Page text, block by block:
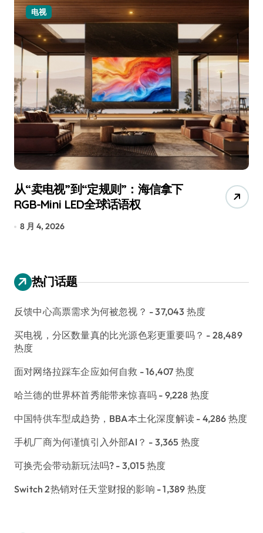
电视
从“卖电视”到“定规则”：海信拿下
RGB-Mini LED全球话语权
8 月 4, 2026
热门话题
反馈中心高票需求为何被忽视？ - 37,043 热度
买电视，分区数量真的比光源色彩更重要吗？ - 28,489
热度
面对网络拉踩车企应如何自救 - 16,407 热度
哈兰德的世界杯首秀能带来惊喜吗 - 9,228 热度
中国特供车型成趋势，BBA本土化深度解读 - 4,286 热度
手机厂商为何谨慎引入外部AI？ - 3,365 热度
可换壳会带动新玩法吗? - 3,015 热度
Switch 2热销对任天堂财报的影响 - 1,389 热度